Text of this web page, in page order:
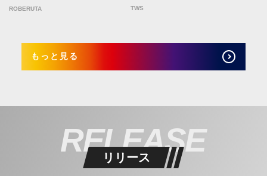
ROBERUTA TWS
もっと見る
RELEASE
リリース